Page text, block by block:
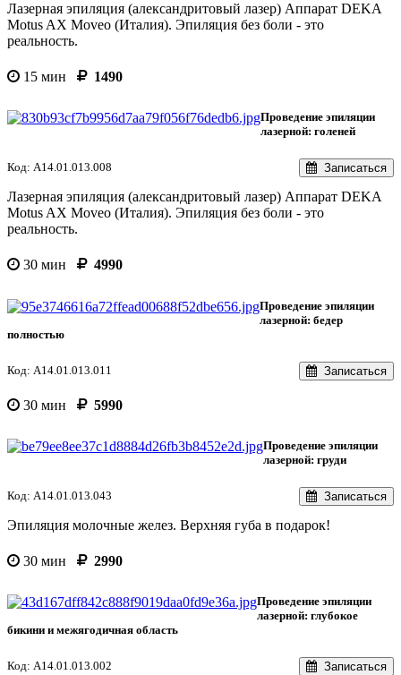
Лазерная эпиляция (александритовый лазер) Аппарат DEKA
Motus AX Moveo (Италия). Эпиляция без боли - это
реальность.
15 мин 1490
Проведение эпиляции
лазерной: голеней
Код: A14.01.013.008 Записаться
Лазерная эпиляция (александритовый лазер) Аппарат DEKA
Motus AX Moveo (Италия). Эпиляция без боли - это
реальность.
30 мин 4990
Проведение эпиляции
лазерной: бедер
полностью
Код: A14.01.013.011 Записаться
30 мин 5990
Проведение эпиляции
лазерной: груди
Код: A14.01.013.043 Записаться
Эпиляция молочные желез. Верхняя губа в подарок!
30 мин 2990
Проведение эпиляции
лазерной: глубокое
бикини и межягодичная область
Код: A14.01.013.002 Записаться